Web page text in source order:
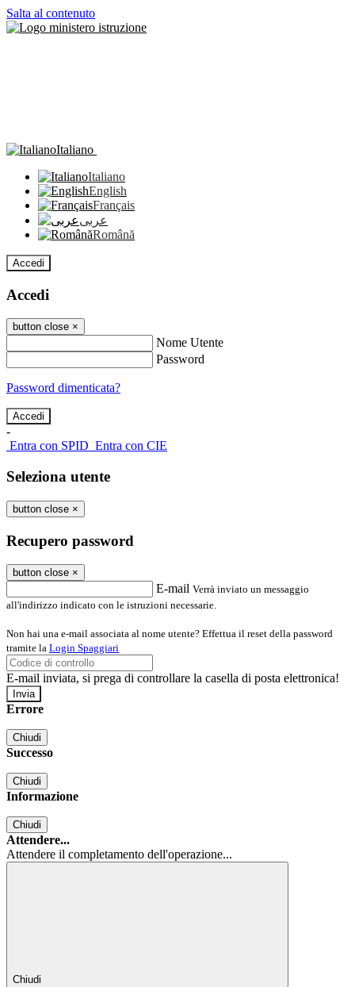
Salta al contenuto
Italiano
Italiano
English
Français
عربى
Română
Accedi
Accedi
button close ×
Nome Utente
Password
Password dimenticata?
-
Entra con SPID Entra con CIE
Seleziona utente
button close ×
Recupero password
button close ×
E-mail Verrà inviato un messaggio
all'indirizzo indicato con le istruzioni necessarie.
Non hai una e-mail associata al nome utente? Effettua il reset della password
tramite la Login Spaggiari
E-mail inviata, si prega di controllare la casella di posta elettronica!
Errore
Chiudi
Successo
Chiudi
Informazione
Chiudi
Attendere...
Attendere il completamento dell'operazione...
Chiudi